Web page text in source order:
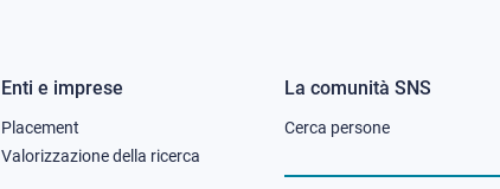
Footer
column
Enti e imprese
Placement
Valorizzazione della ricerca
Footer
column
La comunità SNS
Cerca persone